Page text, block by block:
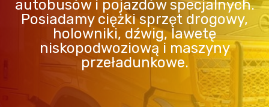
autobusów i pojazdów specjalnych.
Posiadamy ciężki sprzęt drogowy,
holowniki, dźwig, lawetę
niskopodwoziową i maszyny
przeładunkowe.